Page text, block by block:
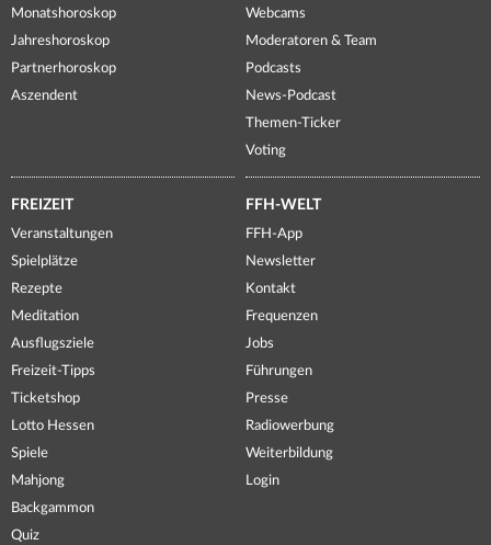
Monatshoroskop
Jahreshoroskop
Partnerhoroskop
Aszendent
Webcams
Moderatoren & Team
Podcasts
News-Podcast
Themen-Ticker
Voting
FREIZEIT
Veranstaltungen
Spielplätze
Rezepte
Meditation
Ausflugsziele
Freizeit-Tipps
Ticketshop
Lotto Hessen
Spiele
Mahjong
Backgammon
Quiz
FFH-WELT
FFH-App
Newsletter
Kontakt
Frequenzen
Jobs
Führungen
Presse
Radiowerbung
Weiterbildung
Login